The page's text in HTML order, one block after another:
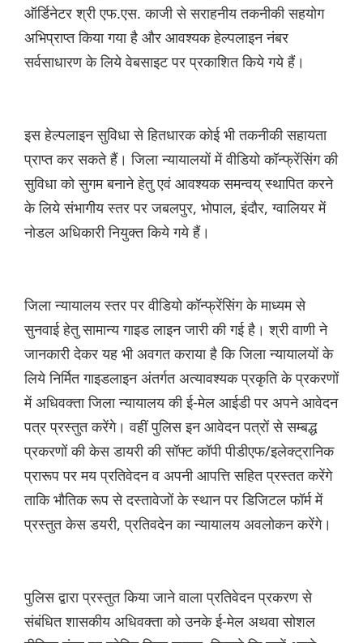
ऑर्डिनेटर श्री एफ.एस. काजी से सराहनीय तकनीकी सहयोग
अभिप्राप्त किया गया है और आवश्यक हेल्पलाइन नंबर
सर्वसाधारण के लिये वेबसाइट पर प्रकाशित किये गये हैं।
इस हेल्पलाइन सुविधा से हितधारक कोई भी तकनीकी सहायता
प्राप्त कर सकते हैं। जिला न्यायालयों में वीडियो कॉन्फ्रेंसिंग की
सुविधा को सुगम बनाने हेतु एवं आवश्यक समन्वय् स्थापित करने
के लिये संभागीय स्तर पर जबलपुर, भोपाल, इंदौर, ग्वालियर में
नोडल अधिकारी नियुक्त किये गये हैं।
जिला न्यायालय स्तर पर वीडियो कॉन्फ्रेंसिंग के माध्यम से
सुनवाई हेतु सामान्य गाइड लाइन जारी की गई है। श्री वाणी ने
जानकारी देकर यह भी अवगत कराया है कि जिला न्यायालयों के
लिये निर्मित गाइडलाइन अंतर्गत अत्यावश्यक प्रकृति के प्रकरणों
में अधिवक्ता जिला न्यायालय की ई-मेल आईडी पर अपने आवेदन
पत्र प्रस्तुत करेंगे। वहीं पुलिस इन आवेदन पत्रों से सम्बद्ध
प्रकरणों की केस डायरी की सॉफ्ट कॉपी पीडीएफ/इलेक्ट्रानिक
प्रारूप पर मय प्रतिवेदन व अपनी आपत्ति सहित प्रस्तत करेंगे
ताकि भौतिक रूप से दस्तावेजों के स्थान पर डिजिटल फॉर्म में
प्रस्तुत केस डयरी, प्रतिवदेन का न्यायालय अवलोकन करेंगे।
पुलिस द्वारा प्रस्तुत किया जाने वाला प्रतिवेदन प्रकरण से
संबंधित शासकीय अधिवक्ता को उनके ई-मेल अथवा सोशल